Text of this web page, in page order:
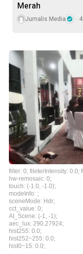
Merah
Jurnalis Media
filter: 0; fileterIntensity: 0.0;
hw-remosaic: 0;
touch: (-1.0, -1.0);
modeInfo: ;
sceneMode: Hdr;
cct_value: 0;
AI_Scene: (-1, -1);
aec_lux: 290.27924;
hist255: 0.0;
hist252~255: 0.0;
hist0~15: 0.0;